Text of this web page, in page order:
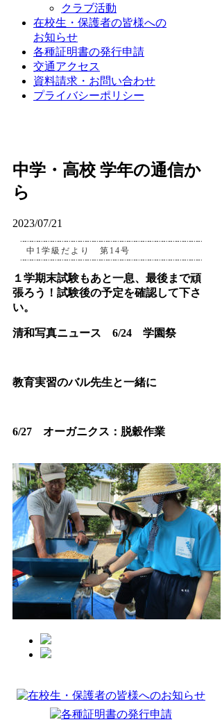
クラブ活動
在校生・保護者の皆様への
お知らせ
各種証明書の発行申請
交通アクセス
資料請求・お問い合わせ
プライバシーポリシー
中学・高校 学年の通信か
ら
2023/07/21
中1学級だより 第14号
１学期末試験もあと一息、最後まで頑
張ろう！試験後の予定を確認して下さ
い。
清和写真ニュース 6/24 学園祭
教育実習のバル先生と一緒に
6/27 オーガニクス：脱穀作業